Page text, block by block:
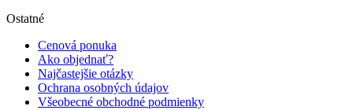
Ostatné
Cenová ponuka
Ako objednať?
Najčastejšie otázky
Ochrana osobných údajov
Všeobecné obchodné podmienky